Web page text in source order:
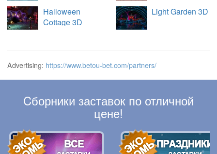
Halloween
Cottage 3D
Light Garden 3D
Advertising: https://www.betou-bet.com/partners/
Cборники заставок по отличной
цене!